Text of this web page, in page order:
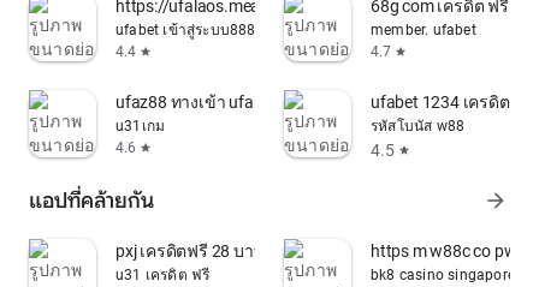
https://ufalaos.meauto.cloud/ufalaos/ufabet/login
ufabet เข้าสู่ระบบ888
4.4 star
68g com เครดิต ฟรี
member. ufabet
4.7 star
ufaz88 ทางเข้า ufabet มือ ถือ
u31เกม
4.6 star
ufabet 1234 เครดิต ฟรี
รหัสโบนัส w88
4.5 star
แอปที่คล้ายกัน arrow_forward
pxj เครดิตฟรี 28 บาท
u31 เครดิต ฟรี
https m w88c co pwa
bk8 casino singapore